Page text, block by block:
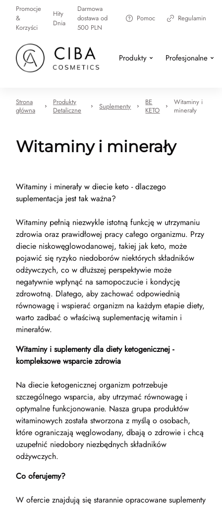
Promocje
&
Korzyści
Hity
Dnia
Darmowa
dostawa od
500 PLN
Pomoc Regulamin
Produkty Profesjonalne
Strona
główna
Produkty
Detaliczne
Suplementy
BE
KETO
Witaminy i
minerały
Witaminy i minerały
Witaminy i minerały w diecie keto - dlaczego
suplementacja jest tak ważna?
Witaminy pełnią niezwykle istotną funkcję w utrzymaniu
zdrowia oraz prawidłowej pracy całego organizmu. Przy
diecie niskowęglowodanowej, takiej jak keto, może
pojawić się ryzyko niedoborów niektórych składników
odżywczych, co w dłuższej perspektywie może
negatywnie wpłynąć na samopoczucie i kondycję
zdrowotną. Dlatego, aby zachować odpowiednią
równowagę i wspierać organizm na każdym etapie diety,
warto zadbać o właściwą suplementację witamin i
minerałów.
Witaminy i suplementy dla diety ketogenicznej -
kompleksowe wsparcie zdrowia
Na diecie ketogenicznej organizm potrzebuje
szczególnego wsparcia, aby utrzymać równowagę i
optymalne funkcjonowanie. Nasza grupa produktów
witaminowych została stworzona z myślą o osobach,
które ograniczają węglowodany, dbają o zdrowie i chcą
uzupełnić niedobory niezbędnych składników
odżywczych.
Co oferujemy?
W ofercie znajdują się starannie opracowane suplementy